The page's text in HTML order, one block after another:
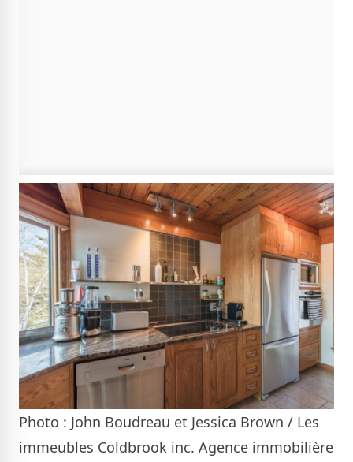
Photo : John Boudreau et Jessica Brown / Les
immeubles Coldbrook inc. Agence immobilière